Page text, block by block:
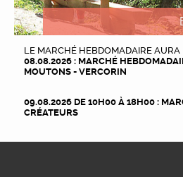
LE MARCHÉ HEBDOMADAIRE AURA
08.08.2026 : MARCHÉ
MOUTONS - VERCORIN
09.08.2026 DE 10H00 À 18H00 :
CRÉATEURS